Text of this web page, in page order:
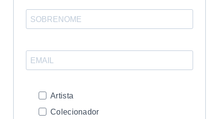
Artista
Colecionador